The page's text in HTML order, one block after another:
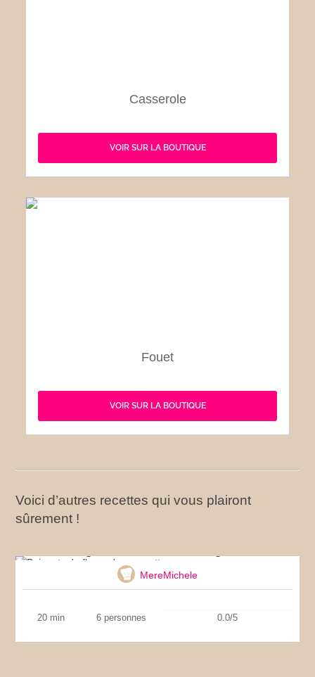
Casserole
VOIR SUR LA BOUTIQUE
Fouet
VOIR SUR LA BOUTIQUE
Voici d’autres recettes qui vous plairont
sûrement !
MereMichele
20 min 6 personnes 0.0/5